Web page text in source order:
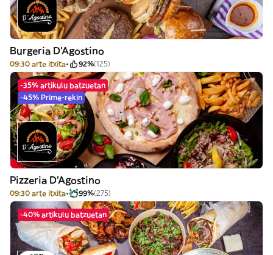
Burgeria D'Agostino
09:30 arte itxita 92%(125)
-35% artikulu batzuetan
-45% Prime-rekin
Pizzeria D'Agostino
09:30 arte itxita 99%(275)
-40% artikulu batzuetan